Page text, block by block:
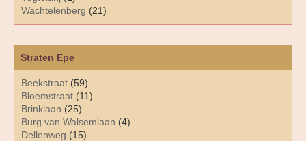
Straten Epe
Beekstraat (59)
Bloemstraat (11)
Brinklaan (25)
Burg van Walsemlaan (4)
Dellenweg (15)
Wachtelenberg (21)